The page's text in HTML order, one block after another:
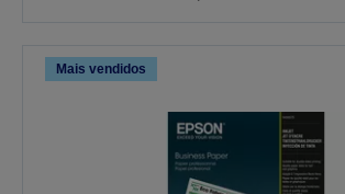
Mais vendidos